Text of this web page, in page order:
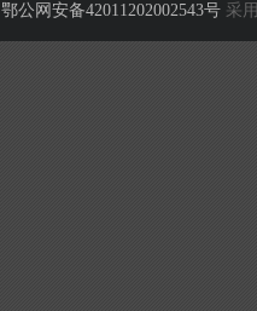
鄂公网安备42011202002543号 采用